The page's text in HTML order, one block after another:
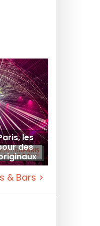
les
des
& Bars >